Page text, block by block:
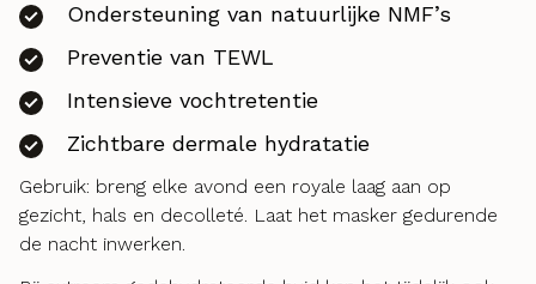
Ondersteuning van natuurlijke NMF’s
Preventie van TEWL
Intensieve vochtretentie
Zichtbare dermale hydratatie
Gebruik: breng elke avond een royale laag aan op
gezicht, hals en decolleté. Laat het masker gedurende
de nacht inwerken.